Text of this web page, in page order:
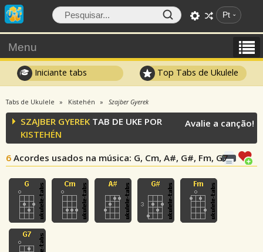
Pt
Menu
Iniciante tabs Top Tabs de Ukulele
Tabs de Ukulele Kistehén Szajber Gyerek
SZAJBER GYEREK TAB DE UKE POR
KISTEHÉN
6 Acordes usados na música: G, Cm, A#, G#, Fm, G7
Avalie a canção!